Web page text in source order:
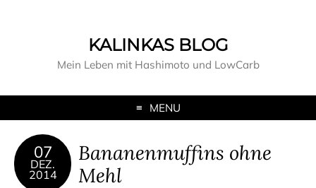
KALINKAS BLOG
Mein Leben mit Hashimoto und LowCarb
MENU
07
DEZ.
2014
Bananenmuffins ohne
Mehl